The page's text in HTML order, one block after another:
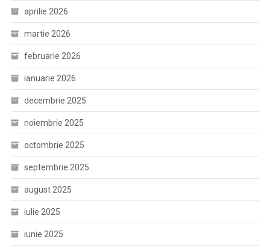
aprilie 2026
martie 2026
februarie 2026
ianuarie 2026
decembrie 2025
noiembrie 2025
octombrie 2025
septembrie 2025
august 2025
iulie 2025
iunie 2025